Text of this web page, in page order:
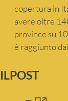
copertura in
avere oltre
province su
è raggiunto